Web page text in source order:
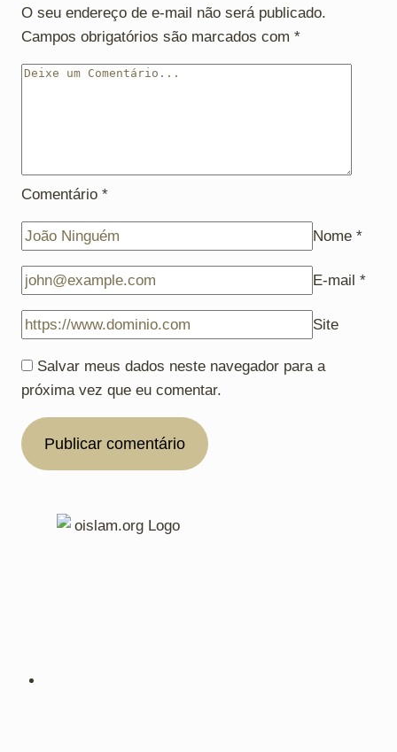
O seu endereço de e-mail não será publicado.
Campos obrigatórios são marcados com *
Comentário *
Nome *
E-mail *
Site
Salvar meus dados neste navegador para a
próxima vez que eu comentar.